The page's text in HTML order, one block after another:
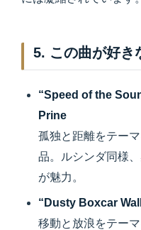
5. この曲が好き
“Speed of the
Prine
孤独と距離をテー
品。ルシンダ同様
が魅力。
“Dusty Boxcar
移動と放浪をテー